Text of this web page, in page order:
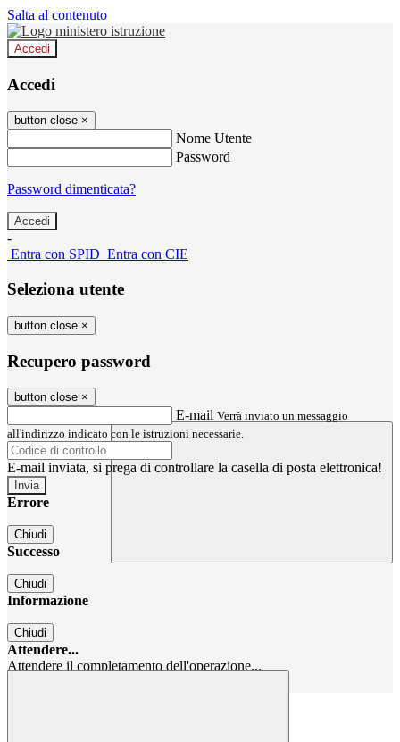
Salta al contenuto
Accedi
Accedi
button close ×
Nome Utente
Password
Password dimenticata?
-
Entra con SPID Entra con CIE
Seleziona utente
button close ×
Recupero password
button close ×
E-mail Verrà inviato un messaggio
all'indirizzo indicato con le istruzioni necessarie.
E-mail inviata, si prega di controllare la casella di posta elettronica!
Errore
Chiudi
Successo
Chiudi
Informazione
Chiudi
Attendere...
Attendere il completamento dell'operazione...